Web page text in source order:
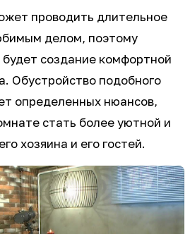
проводить длительное
делом, поэтому
создание комфортной
Обустройство подобного
определенных нюансов,
стать более уютной и
хозяина и его гостей.